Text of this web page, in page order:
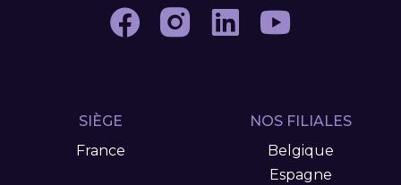
SIÈGE
France
NOS FILIALES
Belgique
Espagne